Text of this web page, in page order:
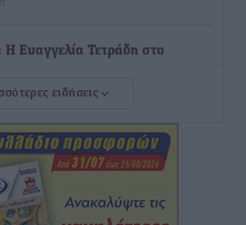
Ευαγγελία Τετράδη στο
των Ακαδημιών
και την Ειρήνη
ειδήσεις